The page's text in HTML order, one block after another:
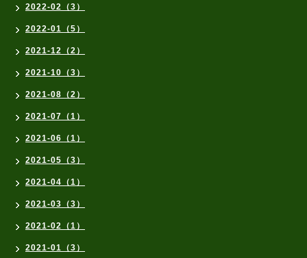
2022-02（3）
2022-01（5）
2021-12（2）
2021-10（3）
2021-08（2）
2021-07（1）
2021-06（1）
2021-05（3）
2021-04（1）
2021-03（3）
2021-02（1）
2021-01（3）